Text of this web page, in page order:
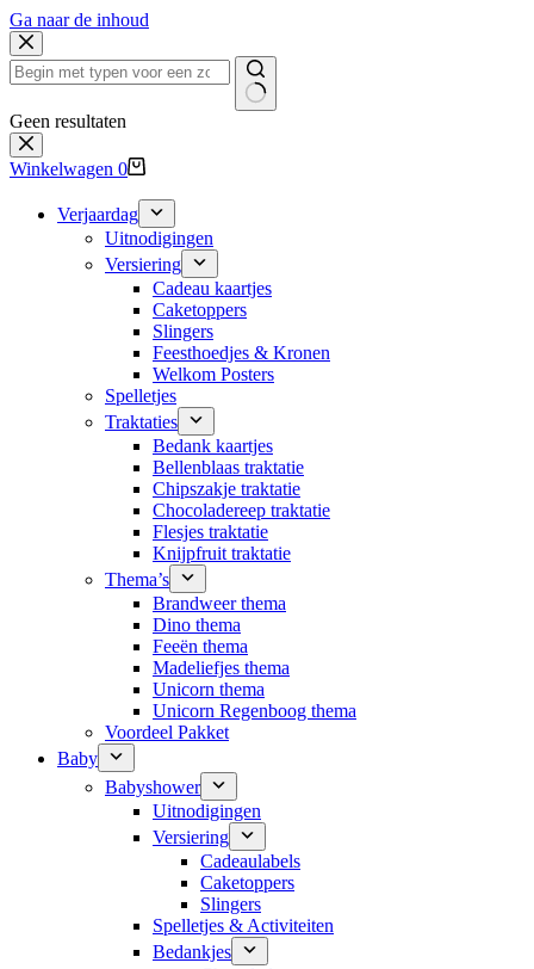
Ga naar de inhoud
Geen resultaten
Winkelwagen 0
Verjaardag
Uitnodigingen
Versiering
Cadeau kaartjes
Caketoppers
Slingers
Feesthoedjes & Kronen
Welkom Posters
Spelletjes
Traktaties
Bedank kaartjes
Bellenblaas traktatie
Chipszakje traktatie
Chocoladereep traktatie
Flesjes traktatie
Knijpfruit traktatie
Thema’s
Brandweer thema
Dino thema
Feeën thema
Madeliefjes thema
Unicorn thema
Unicorn Regenboog thema
Voordeel Pakket
Baby
Babyshower
Uitnodigingen
Versiering
Cadeaulabels
Caketoppers
Slingers
Spelletjes & Activiteiten
Bedankjes